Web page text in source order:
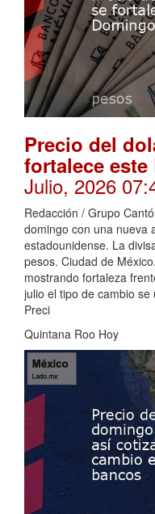
Precio del
fortalece
Julio, 2026
Redacción / Grupo
domingo con una nueva
estadounidense. La
pesos. Ciudad de
mostrando fortaleza
julio el tipo de cambio
Preci
Quintana Roo Hoy